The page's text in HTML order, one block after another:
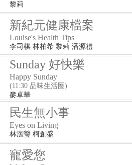
黎莉
新紀元健康檔案
Louise's Health Tips
李司棋 林柏希 黎莉 潘源禮
Sunday 好快樂
Happy Sunday
(11:30 品味生活圈)
麥卓華
民生無小事
Eyes on Living
林潔瑩 柯創盛
寵愛您